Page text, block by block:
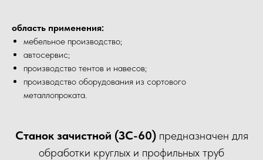
область применения:
мебельное производство;
автосервис;
производство тентов и навесов;
производство оборудования из сортового
металлопроката.
Станок зачистной (ЗС-60) предназначен для
обработки круглых и профильных труб